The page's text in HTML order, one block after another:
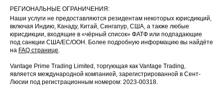
РЕГИОНАЛЬНЫЕ ОГРАНИЧЕНИЯ:
Наши услуги не предоставляются резидентам некоторых юрисдикций,
включая Индию, Канаду, Китай, Сингапур, США, а также любые
юрисдикции, входящие в «чёрный список» ФАТФ или подпадающие
под санкции США/ЕС/ООН. Более подробную информацию вы найдёте
на FAQ странице.
Vantage Prime Trading Limited, торгующая как Vantage Trading,
является международной компанией, зарегистрированной в Сент-
Люсии под регистрационным номером: 2023-00318.